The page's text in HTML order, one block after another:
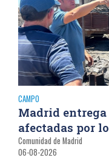
CAMPO
Madrid
afectadas por
Comunidad de Madrid
06-08-2026